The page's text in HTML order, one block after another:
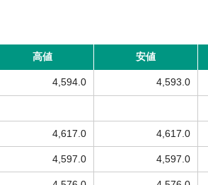
高値 安値
4,594.0 4,593.0
4,617.0 4,617.0
4,597.0 4,597.0